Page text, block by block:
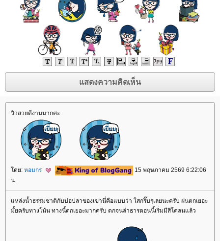
วิวสวยดีงามมากค่ะ
ดย: หอมกร
15 พฤษภาคม 2569 6:22:06
น.
หล่งน้ำธรรมชาติกับบ่อปลาของเขานี่คือแบบว่า ใสกริ๊บๆเลยนะครับ ฝนตกเยอะ
มั้ยครับทางโน้น ทางนี้ตกเยอะมากครับ ตกจนลำธารตอนนี้เริ่มมีสีโคลนแล้ว